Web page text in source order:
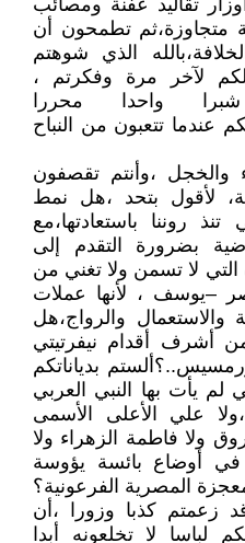
تقاليد عفنة ومصائب
متجاوزة،ثم تطمحون أن
الذي شوهتم
لآخر مرة وفكرتم ،
واحدا محررا
عندما تتعبون من النباح
والخجل ،وأنتم تقصفون
لأقول بتحد ،هل نمط
تنذ روننا باستعادتها،مع
بضرورة التقدم إلى
التي لا تسمن ولا تغني من
–يوسف ، لأنها عملات
والاستعمال والرواج،هل
أشرف أقدام نيفرتيتي
بدياناتكم
لم يأت بها النبي العربي
علي الأعلى الأسمى
ولا فاطمة الزهراء ولا
في أوضاع بائسة يؤوسة
المصرية الفرعونية؟
زعمتم كذبا وزورا ،أن
لباسا لا تخلعونه أبدا